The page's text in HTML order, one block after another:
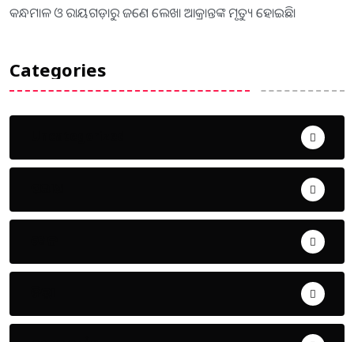
କନ୍ଧମାଳ ଓ ରାୟଗଡ଼ାରୁ ଜଣେ ଲେଖା ଆକ୍ରାନ୍ତଙ୍କ ମୃତ୍ୟୁ ହୋଇଛି।
Categories